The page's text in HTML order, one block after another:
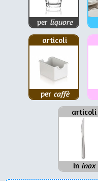
per liquore
articoli
per caffè
articoli
in inox